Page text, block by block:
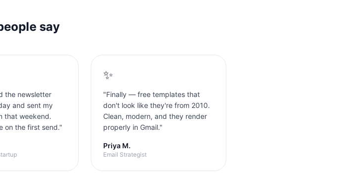
say
the newsletter
and sent my
that weekend.
on the first send."
✨
"Finally — free templates that
don't look like they're from 2010.
Clean, modern, and they render
properly in Gmail."
Priya M.
Email Strategist